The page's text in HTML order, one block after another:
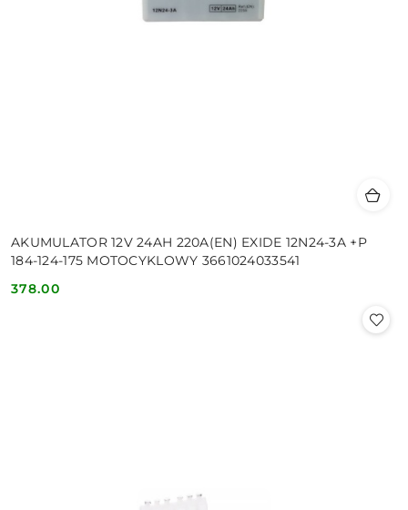
AKUMULATOR 12V 24AH 220A(EN) EXIDE 12N24-3A +P
184-124-175 MOTOCYKLOWY 3661024033541
Cena:
378.00